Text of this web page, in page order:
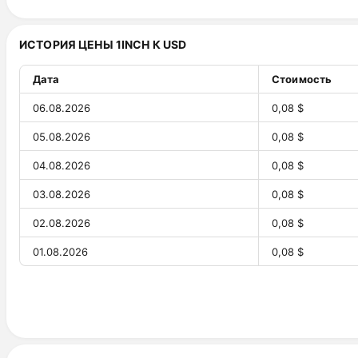
28.07.2026
27.07.2026 40,41 ₸
26.07.2026 40,07 ₸
25.07.2026 39,31 ₸
24.07.2026 40,83 ₸
23.07.2026 39,76 ₸
22.07.2026 38,45 ₸
21.07.2026 37,02 ₸
ИСТОРИЯ ЦЕНЫ 1INCH К USD
Дата Стоимость
06.08.2026 0,08 $
05.08.2026 0,08 $
04.08.2026 0,08 $
03.08.2026 0,08 $
02.08.2026 0,08 $
01.08.2026 0,08 $